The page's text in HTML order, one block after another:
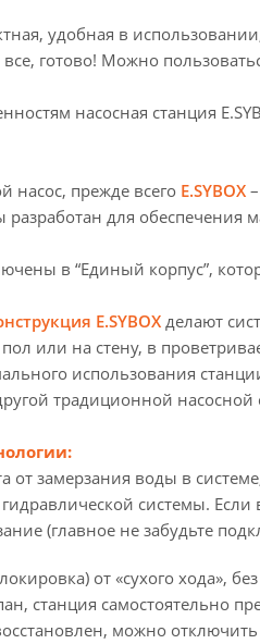
удобная в
готово! Можно
насосная станция
насос, прежде всего E.SYBOX
разработан для
в “Единый корпус”,
E.SYBOXделают
или на стену, в
использования
традиционной насосной
от замерзания воды в
системы. Если
(главное не забудьте
от «сухого хода»,
станция самостоятельно
можно